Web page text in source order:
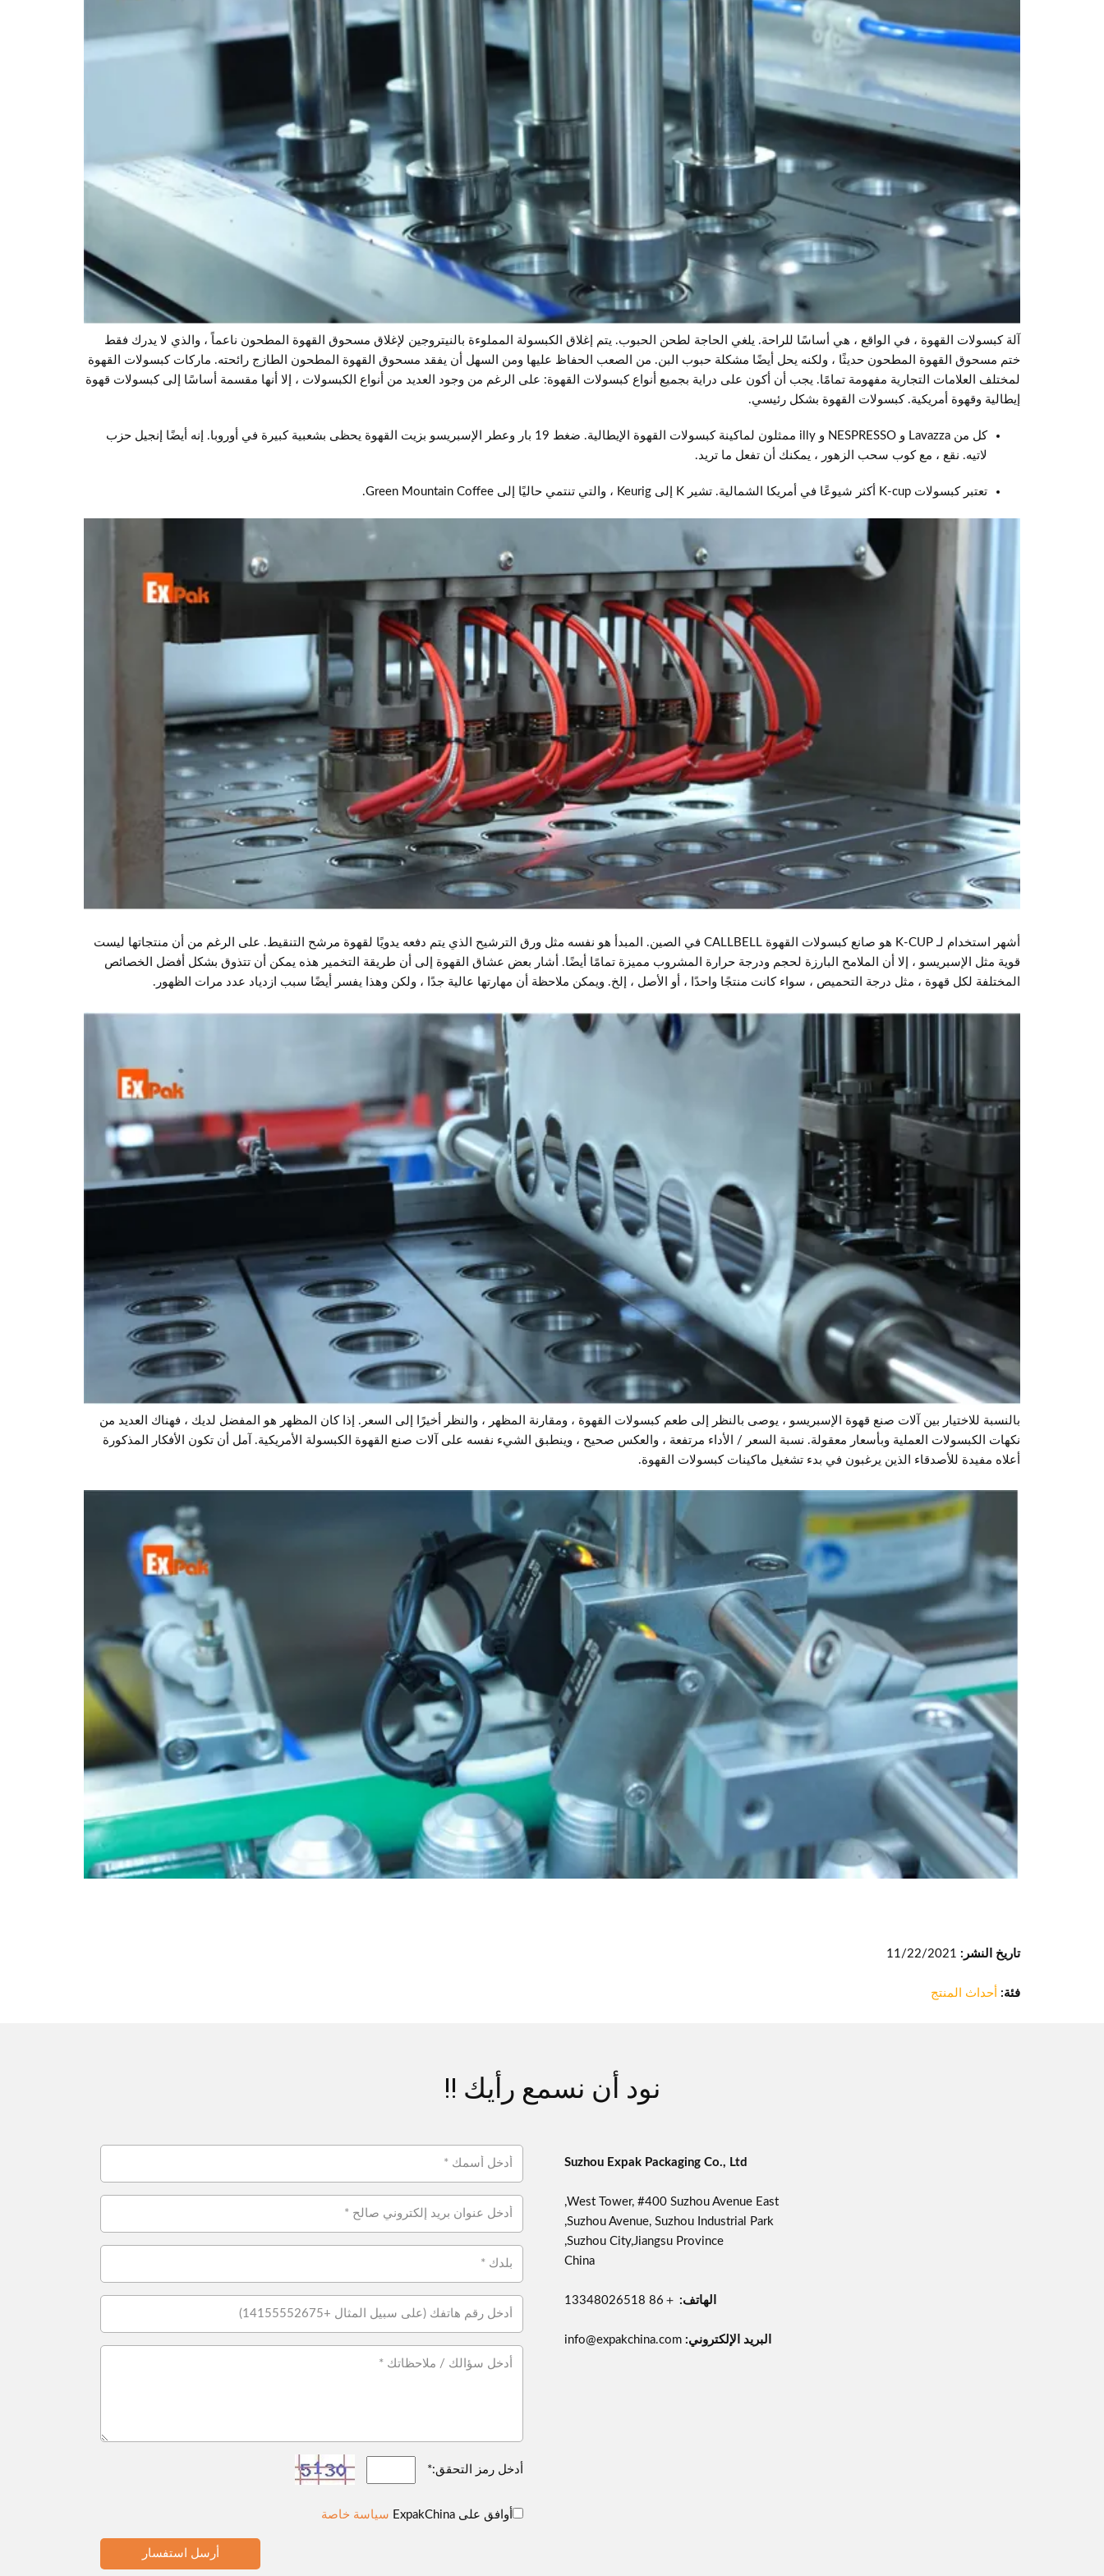
آلة كبسولات القهوة ، في الواقع ، هي أساسًا للراحة. يلغي الحاجة لطحن الحبوب. يتم إغلاق الكبسولة المملوءة بالنيتروجين لإغلاق مسحوق القهوة المطحون ناعماً ، والذي لا يدرك فقط
ختم مسحوق القهوة المطحون حديثًا ، ولكنه يحل أيضًا مشكلة حبوب البن. من الصعب الحفاظ عليها ومن السهل أن يفقد مسحوق القهوة المطحون الطازج رائحته. ماركات كبسولات القهوة
لمختلف العلامات التجارية مفهومة تمامًا. يجب أن أكون على دراية بجميع أنواع كبسولات القهوة: على الرغم من وجود العديد من أنواع الكبسولات ، إلا أنها مقسمة أساسًا إلى كبسولات قهوة
إيطالية وقهوة أمريكية. كبسولات القهوة بشكل رئيسي.
كل من Lavazza و NESPRESSO و illy ممثلون لماكينة كبسولات القهوة الإيطالية. ضغط 19 بار وعطر الإسبريسو بزيت القهوة يحظى بشعبية كبيرة في أوروبا. إنه أيضًا إنجيل حزب
لاتيه. نقع ، مع كوب سحب الزهور ، يمكنك أن تفعل ما تريد.
تعتبر كبسولات K-cup أكثر شيوعًا في أمريكا الشمالية. تشير K إلى Keurig ، والتي تنتمي حاليًا إلى Green Mountain Coffee.
أشهر استخدام لـ K-CUP هو صانع كبسولات القهوة CALLBELL في الصين. المبدأ هو نفسه مثل ورق الترشيح الذي يتم دفعه يدويًا لقهوة مرشح التنقيط. على الرغم من أن منتجاتها ليست
قوية مثل الإسبريسو ، إلا أن الملامح البارزة لحجم ودرجة حرارة المشروب مميزة تمامًا أيضًا. أشار بعض عشاق القهوة إلى أن طريقة التخمير هذه يمكن أن تتذوق بشكل أفضل الخصائص
المختلفة لكل قهوة ، مثل درجة التحميص ، سواء كانت منتجًا واحدًا ، أو الأصل ، إلخ. ويمكن ملاحظة أن مهارتها عالية جدًا ، ولكن وهذا يفسر أيضًا سبب ازدياد عدد مرات الظهور.
بالنسبة للاختيار بين آلات صنع قهوة الإسبريسو ، يوصى بالنظر إلى طعم كبسولات القهوة ، ومقارنة المظهر ، والنظر أخيرًا إلى السعر. إذا كان المظهر هو المفضل لديك ، فهناك العديد من
نكهات الكبسولات العملية وبأسعار معقولة. نسبة السعر / الأداء مرتفعة ، والعكس صحيح ، وينطبق الشيء نفسه على آلات صنع القهوة الكبسولة الأمريكية. آمل أن تكون الأفكار المذكورة
أعلاه مفيدة للأصدقاء الذين يرغبون في بدء تشغيل ماكينات كبسولات القهوة.
تاريخ النشر:
فئة: أحداث المنتج
نود أن نسمع رأيك !!
Suzhou Expak Packaging Co., Ltd
West Tower, #400 Suzhou Avenue East,
Suzhou Avenue, Suzhou Industrial Park,
Suzhou City,Jiangsu Province,
China
الهاتف: ＋86 13348026518
البريد الإلكتروني: info@expakchina.com
أدخل رمز التحقق:*
أوافق على ExpakChina سياسة خاصة
أرسل استفسار